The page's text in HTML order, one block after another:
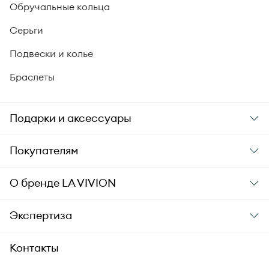
Обручальные кольца
Серьги
Подвески и колье
Браслеты
Подарки и аксессуары
Подарки
Уход за украшениями
Аксессуары
Покупателям
Заказ и оплата
Гарантия подлинности
Комплект документов
О бренде LA VIVION
О компании
Экспертиза
Академия LA VIVION
Контакты